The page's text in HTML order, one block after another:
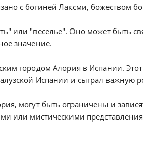
с богиней Лаксми, божеством
или "веселье". Оно может быть
значение.
городом Алория в Испании.
Испании и сыграл важную
могут быть ограничены и
или мистическими